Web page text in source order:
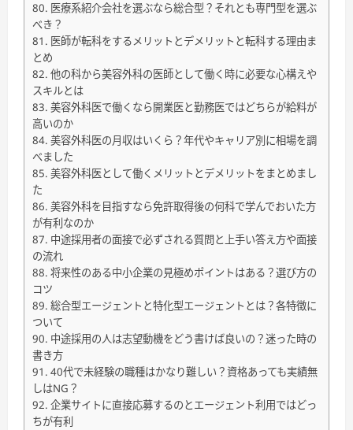
医療系紹介会社を選ぶなら総合型？それとも専門型を選ぶ
べき？
医師が転科をするメリットとデメリットと転科する理由ま
とめ
他の科から美容外科の医師として働く時に必要な心構えや
スキルとは
美容外科医で働くなら開業医と勤務医ではどちらが給料が
高いのか
美容外科医の月収はいくら？年代やキャリア別に相場を調
べました
美容外科医として働くメリットとデメリットをまとめまし
た
美容外科を目指すなら免許取得後の何科で学んでおいた方
が有利なのか
中途採用者の面接で必ずされる質問と上手い答え方や面接
の流れ
将来性のある中小企業の見極めポイントはある？選び方の
コツ
総合型エージェントと特化型エージェントとは？各特徴に
ついて
中途採用の人は志望動機をどう書けば良いの？迷った時の
書き方
40代で未経験の職種はかなり難しい？資格あっても実績無
しはNG？
企業サイトに直接応募するのとエージェント利用ではどっ
ちが有利